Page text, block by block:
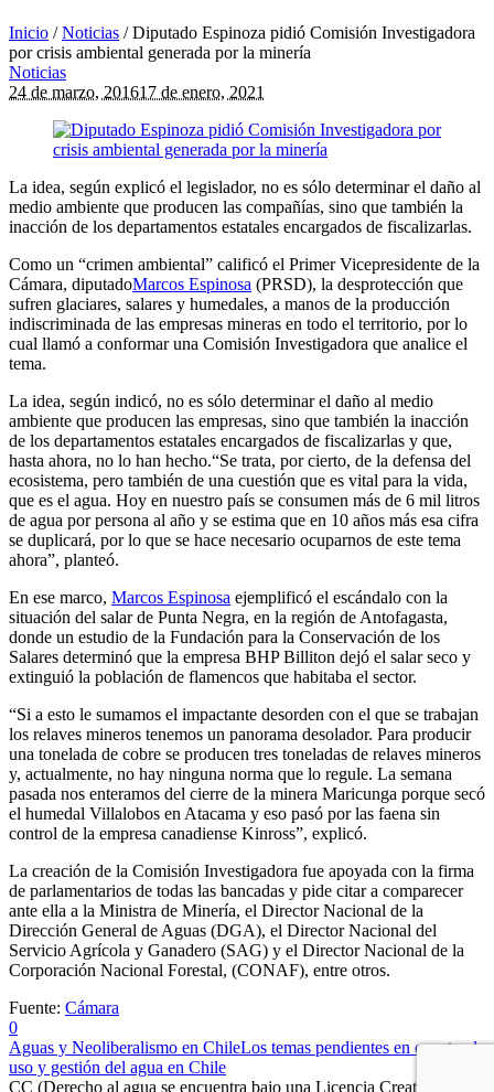
Inicio /Noticias /Diputado Espinoza pidió Comisión Investigadora
por crisis ambiental generada por la minería
Noticias
24 de marzo, 201617 de enero, 2021
La idea, según explicó el legislador, no es sólo determinar el daño al
medio ambiente que producen las compañías, sino que también la
inacción de los departamentos estatales encargados de fiscalizarlas.
Como un “crimen ambiental” calificó el Primer Vicepresidente de la
Cámara, diputadoMarcos Espinosa (PRSD), la desprotección que
sufren glaciares, salares y humedales, a manos de la producción
indiscriminada de las empresas mineras en todo el territorio, por lo
cual llamó a conformar una Comisión Investigadora que analice el
tema.
La idea, según indicó, no es sólo determinar el daño al medio
ambiente que producen las empresas, sino que también la inacción
de los departamentos estatales encargados de fiscalizarlas y que,
hasta ahora, no lo han hecho.“Se trata, por cierto, de la defensa del
ecosistema, pero también de una cuestión que es vital para la vida,
que es el agua. Hoy en nuestro país se consumen más de 6 mil litros
de agua por persona al año y se estima que en 10 años más esa cifra
se duplicará, por lo que se hace necesario ocuparnos de este tema
ahora”, planteó.
En ese marco, Marcos Espinosa ejemplificó el escándalo con la
situación del salar de Punta Negra, en la región de Antofagasta,
donde un estudio de la Fundación para la Conservación de los
Salares determinó que la empresa BHP Billiton dejó el salar seco y
extinguió la población de flamencos que habitaba el sector.
“Si a esto le sumamos el impactante desorden con el que se trabajan
los relaves mineros tenemos un panorama desolador. Para producir
una tonelada de cobre se producen tres toneladas de relaves mineros
y, actualmente, no hay ninguna norma que lo regule. La semana
pasada nos enteramos del cierre de la minera Maricunga porque secó
el humedal Villalobos en Atacama y eso pasó por las faena sin
control de la empresa canadiense Kinross”, explicó.
La creación de la Comisión Investigadora fue apoyada con la firma
de parlamentarios de todas las bancadas y pide citar a comparecer
ante ella a la Ministra de Minería, el Director Nacional de la
Dirección General de Aguas (DGA), el Director Nacional del
Servicio Agrícola y Ganadero (SAG) y el Director Nacional de la
Corporación Nacional Forestal, (CONAF), entre otros.
Fuente: Cámara
0
Aguas y Neoliberalismo en ChileLos temas pendientes en cuanto al
uso y gestión del agua en Chile
CC (Derecho al agua se encuentra bajo una Licencia Creative